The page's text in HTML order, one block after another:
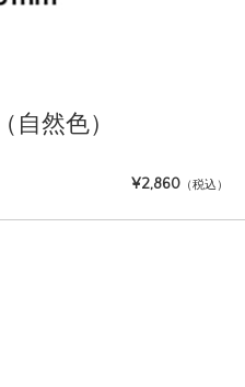
自然色）
¥2,860 （税込）